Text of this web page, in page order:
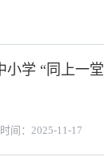
学 “同上一堂
间：2025-11-17